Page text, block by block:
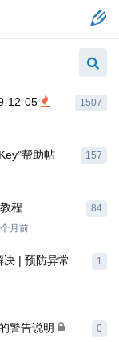
12-05 1507
帮助帖 157
程
月前
84
决 | 预防异常
1
警告说明 0